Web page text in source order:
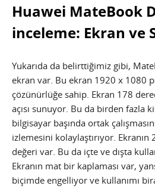
Huawei MateBook
inceleme: Ekran ve
Yukarıda da belirttiğimiz gibi,
ekran var. Bu ekran 1920 x 1080
çözünürlüğe sahip. Ekran 178
açısı sunuyor. Bu da birden fazla
bilgisayar başında ortak
izlemesini kolaylaştırıyor.
değeri var. Bu da içte ve dışta
Ekranın mat bir kaplaması var,
biçimde engelliyor ve kullanımı